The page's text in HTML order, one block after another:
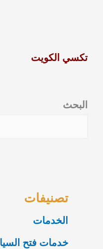
تكسي الكويت
البحث
تصنيفات
الخدمات
خدمات فتح